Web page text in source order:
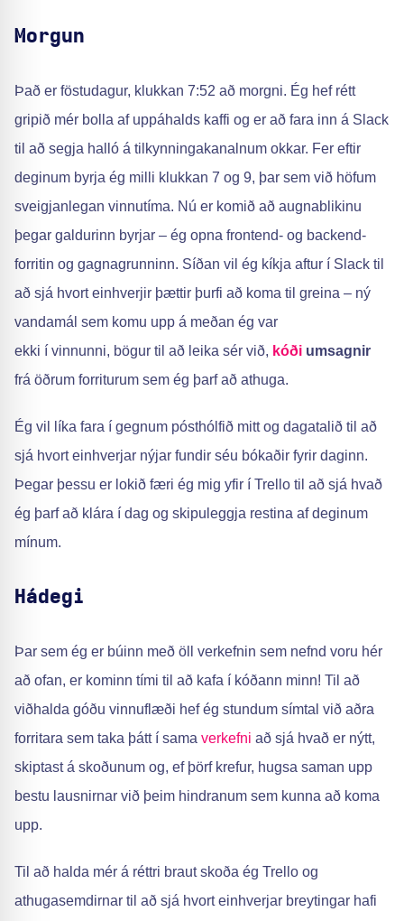
Morgun
Það er föstudagur, klukkan 7:52 að morgni. Ég hef rétt
gripið mér bolla af uppáhalds kaffi og er að fara inn á Slack
til að segja halló á tilkynningakanalnum okkar. Fer eftir
deginum byrja ég milli klukkan 7 og 9, þar sem við höfum
sveigjanlegan vinnutíma. Nú er komið að augnablikinu
þegar galdurinn byrjar – ég opna frontend- og backend-
forritin og gagnagrunninn. Síðan vil ég kíkja aftur í Slack til
að sjá hvort einhverjir þættir þurfi að koma til greina – ný
vandamál sem komu upp á meðan ég var
ekki í vinnunni, bögur til að leika sér við, kóði umsagnir
frá öðrum forriturum sem ég þarf að athuga.
Ég vil líka fara í gegnum pósthólfið mitt og dagatalið til að
sjá hvort einhverjar nýjar fundir séu bókaðir fyrir daginn.
Þegar þessu er lokið færi ég mig yfir í Trello til að sjá hvað
ég þarf að klára í dag og skipuleggja restina af deginum
mínum.
Hádegi
Þar sem ég er búinn með öll verkefnin sem nefnd voru hér
að ofan, er kominn tími til að kafa í kóðann minn! Til að
viðhalda góðu vinnuflæði hef ég stundum símtal við aðra
forritara sem taka þátt í sama verkefni að sjá hvað er nýtt,
skiptast á skoðunum og, ef þörf krefur, hugsa saman upp
bestu lausnirnar við þeim hindranum sem kunna að koma
upp.
Til að halda mér á réttri braut skoða ég Trello og
athugasemdirnar til að sjá hvort einhverjar breytingar hafi